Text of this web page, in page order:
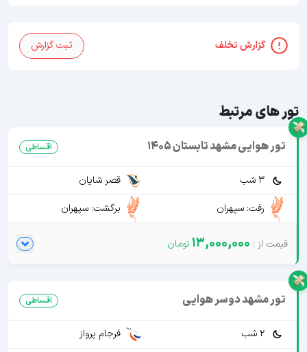
گزارش تخلف ثبت گزارش
تور های مرتبط
تور هوایی مشهد تابستان 1405 اقساطی
3 شب
قصر شایان
رفت: سپهران
برگشت: سپهران
13,000,000
تور مشهد دوسر هوایی اقساطی
2 شب فرجام پرواز